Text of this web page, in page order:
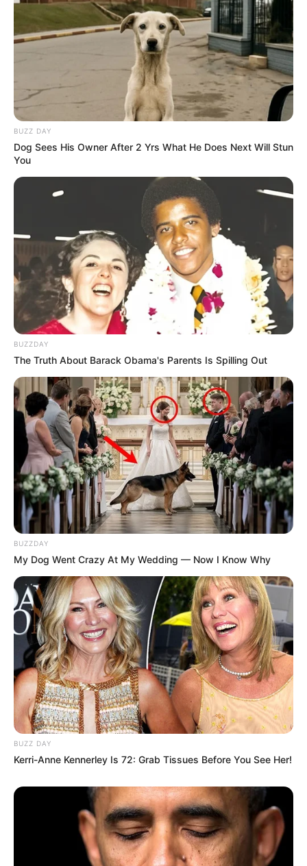
BUZZ DAY
Dog Sees His Owner After 2 Yrs What He Does Next Will Stun
You
BUZZDAY
The Truth About Barack Obama's Parents Is Spilling Out
BUZZDAY
My Dog Went Crazy At My Wedding — Now I Know Why
BUZZ DAY
Kerri-Anne Kennerley Is 72: Grab Tissues Before You See Her!